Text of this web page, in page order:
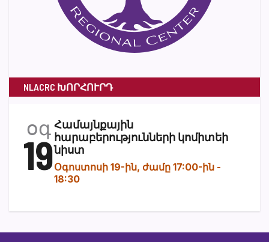
NLACRC ԽՈՐՀՈՒՐԴ
օգ
19
Համայնքային
հարաբերությունների կոմիտեի
նիստ
Օգոստոսի 19-ին, ժամը 17:00-ին -
18:30